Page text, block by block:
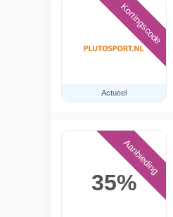
Actueel
Kortingscode
35%
Aanbieding